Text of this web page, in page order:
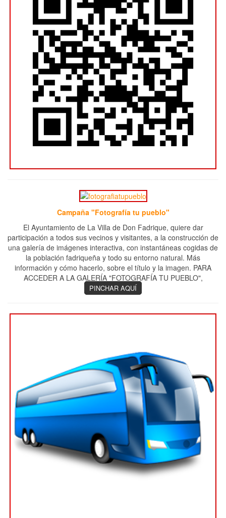
Campaña "Fotografía tu pueblo"
El Ayuntamiento de La Villa de Don Fadrique, quiere dar
participación a todos sus vecinos y visitantes, a la construcción de
una galería de imágenes interactiva, con instantáneas cogidas de
la población fadriqueña y todo su entorno natural. Más
información y cómo hacerlo, sobre el título y la imagen. PARA
ACCEDER A LA GALERÍA "FOTOGRAFÍA TU PUEBLO",
PINCHAR AQUÍ